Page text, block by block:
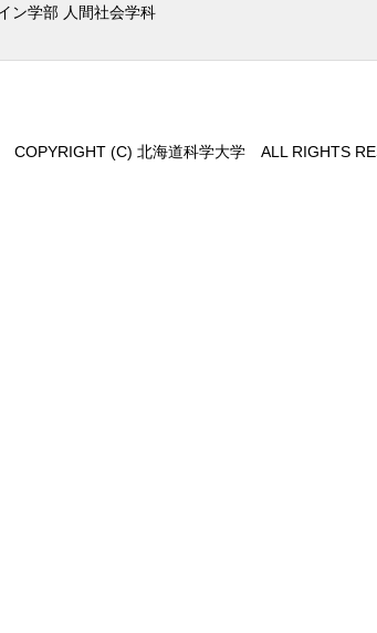
ン学部 人間社会学科
COPYRIGHT (C) 北海道科学大学 ALL RIGHTS